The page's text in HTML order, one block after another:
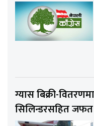
ग्यास बिक्री-
सिलिन्डरसहित